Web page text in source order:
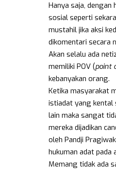
Hanya saja,
sosial seperti
mustahil jika aksi
dikomentari secara
Akan selalu ada
memiliki POV (point
kebanyakan orang.
Ketika masyarakat
istiadat yang kental
lain maka sangat
mereka dijadikan
oleh Pandji
hukuman adat pada
Memang tidak ada